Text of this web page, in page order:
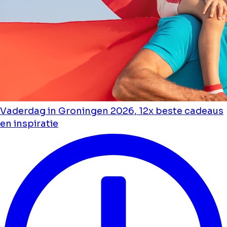
Vaderdag in Groningen 2026, 12x beste cadeaus
en inspiratie